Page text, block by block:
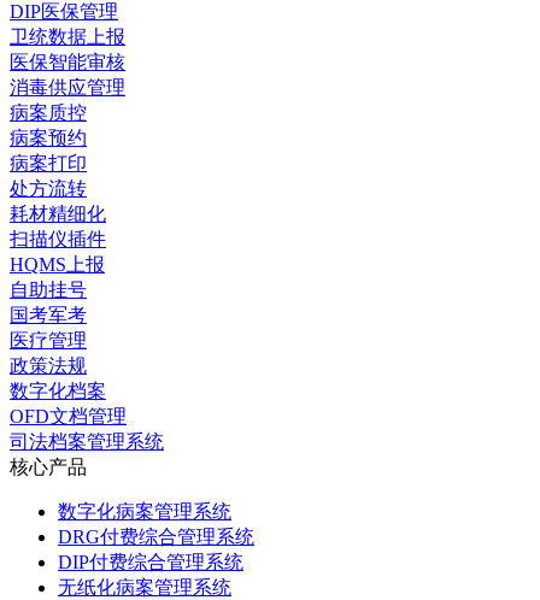
DIP医保管理
卫统数据上报
医保智能审核
消毒供应管理
病案质控
病案预约
病案打印
处方流转
耗材精细化
扫描仪插件
HQMS上报
自助挂号
国考军考
医疗管理
政策法规
数字化档案
OFD文档管理
司法档案管理系统
核心产品
数字化病案管理系统
DRG付费综合管理系统
DIP付费综合管理系统
无纸化病案管理系统